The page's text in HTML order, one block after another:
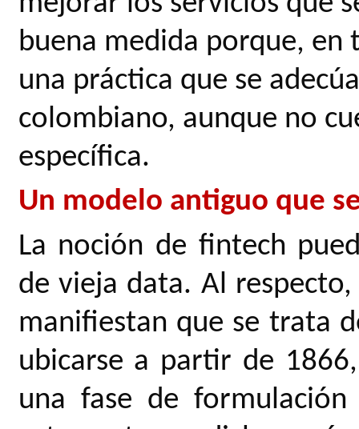
buena medida porque, en
una práctica que se
colombiano, aunque no
específica.
Un modelo antiguo que
La noción de fintech
de vieja data. Al
manifiestan que se trata
ubicarse a partir de
una fase de